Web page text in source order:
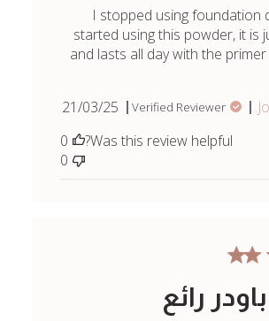
I stopped using foundation
started using this powder, it is
and lasts all day with the
Verified Reviewer
Published21/03/25
Was this review helpful?
0
0
رائع